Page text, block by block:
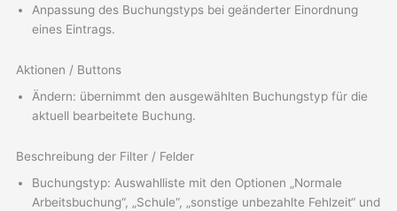
Anpassung des Buchungstyps bei geänderter Einordnung
eines Eintrags.
Aktionen / Buttons
Ändern: übernimmt den ausgewählten Buchungstyp für die
aktuell bearbeitete Buchung.
Beschreibung der Filter / Felder
Buchungstyp: Auswahlliste mit den Optionen „Normale
Arbeitsbuchung“, „Schule“, „sonstige unbezahlte Fehlzeit“ und